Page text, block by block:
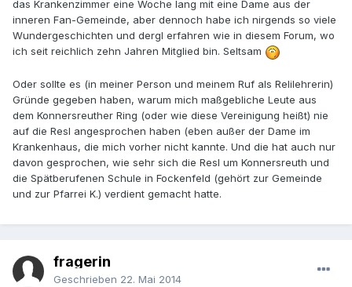
das Krankenzimmer eine Woche lang mit eine Dame aus der
inneren Fan-Gemeinde, aber dennoch habe ich nirgends so viele
Wundergeschichten und dergl erfahren wie in diesem Forum, wo
ich seit reichlich zehn Jahren Mitglied bin. Seltsam
Oder sollte es (in meiner Person und meinem Ruf als Relilehrerin)
Gründe gegeben haben, warum mich maßgebliche Leute aus
dem Konnersreuther Ring (oder wie diese Vereinigung heißt) nie
auf die Resl angesprochen haben (eben außer der Dame im
Krankenhaus, die mich vorher nicht kannte. Und die hat auch nur
davon gesprochen, wie sehr sich die Resl um Konnersreuth und
die Spätberufenen Schule in Fockenfeld (gehört zur Gemeinde
und zur Pfarrei K.) verdient gemacht hatte.
fragerin
Geschrieben 22. Mai 2014